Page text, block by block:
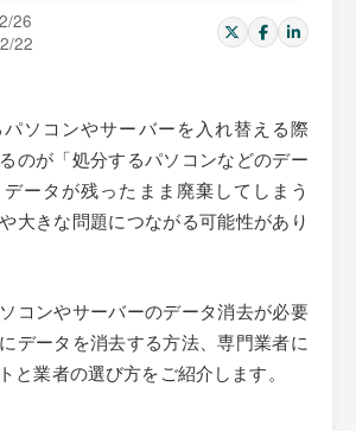
26
22
ソコンやサーバーを入れ替える際
のが「処分するパソコンなどのデー
ータが残ったまま廃棄してしまう
大きな問題につながる可能性があり
コンやサーバーのデータ消去が必要
データを消去する方法、専門業者に
と業者の選び方をご紹介します。